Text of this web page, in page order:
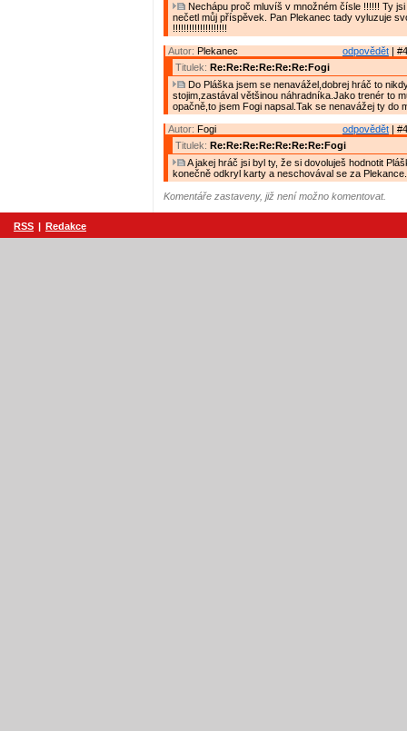
Nechápu proč mluvíš v množném čísle !!!!!! Ty
nečetl můj příspěvek. Pan Plekanec tady vyluzuje
!!!!!!!!!!!!!!!!!!!!
odpovědět |
Autor: Plekanec
Titulek: Re:Re:Re:Re:Re:Re:Fogi
Do Pláška jsem se nenavážel,dobrej hráč to
stojim,zastával většinou náhradníka.Jako trenér to
opačně,to jsem Fogi napsal.Tak se nenavážej ty do
odpovědět |
Autor: Fogi
Titulek: Re:Re:Re:Re:Re:Re:Re:Fogi
A jakej hráč jsi byl ty, že si dovoluješ hodnotit
konečně odkryl karty a neschovával se za Plekance.
Komentáře zastaveny, již není možno komentovat.
RSS | Redakce